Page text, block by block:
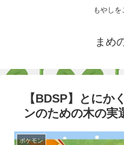
もやしを
まめ
【BDSP】とにか
ンのための木の実
ポケモン